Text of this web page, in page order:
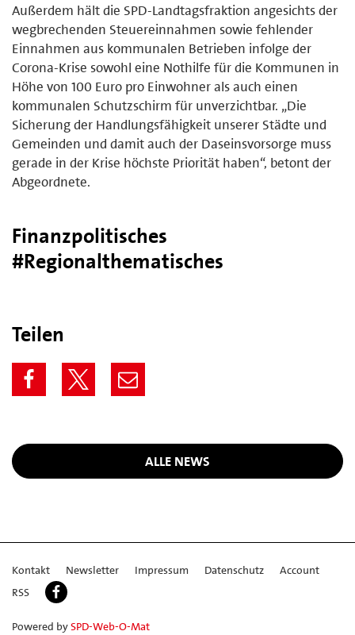
Außerdem hält die SPD-Landtagsfraktion angesichts der
wegbrechenden Steuereinnahmen sowie fehlender
Einnahmen aus kommunalen Betrieben infolge der
Corona-Krise sowohl eine Nothilfe für die Kommunen in
Höhe von 100 Euro pro Einwohner als auch einen
kommunalen Schutzschirm für unverzichtbar. „Die
Sicherung der Handlungsfähigkeit unserer Städte und
Gemeinden und damit auch der Daseinsvorsorge muss
gerade in der Krise höchste Priorität haben“, betont der
Abgeordnete.
Finanzpolitisches
#Regionalthematisches
Teilen
ALLE NEWS
Kontakt Newsletter Impressum Datenschutz
Account
RSS
Powered bySPD-Web-O-Mat